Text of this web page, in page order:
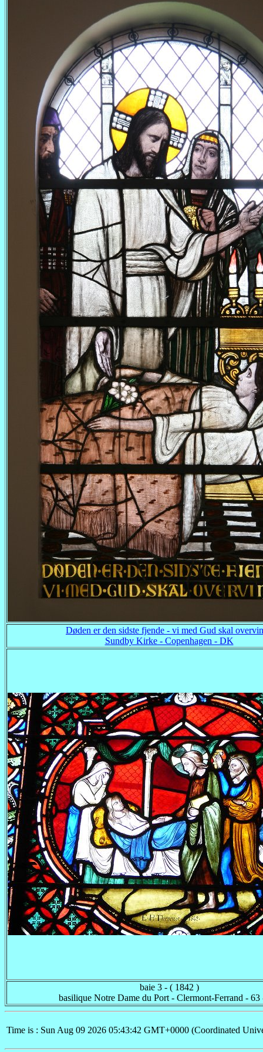
Døden er den sidste fjende - vi med Gud skal
Sundby Kirke - Copenhagen - DK
baie 3 - ( 1842 )
basilique Notre Dame du Port - Clermont-Ferrand - 63
Time is : Sun Aug 09 2026 05:43:42 GMT+0000 (Coordinated